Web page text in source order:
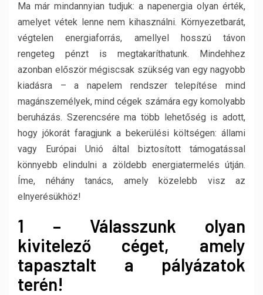
Ma már mindannyian tudjuk: a napenergia olyan érték,
amelyet vétek lenne nem kihasználni. Környezetbarát,
végtelen energiaforrás, amellyel hosszú távon
rengeteg pénzt is megtakaríthatunk. Mindehhez
azonban először mégiscsak szükség van egy nagyobb
kiadásra – a napelem rendszer telepítése mind
magánszemélyek, mind cégek számára egy komolyabb
beruházás. Szerencsére ma több lehetőség is adott,
hogy jókorát faragjunk a bekerülési költségen: állami
vagy Európai Unió által biztosított támogatással
könnyebb elindulni a zöldebb energiatermelés útján.
Íme, néhány tanács, amely közelebb visz az
elnyerésükhöz!
1 – Válasszunk olyan
kivitelező céget, amely
tapasztalt a pályázatok
terén!